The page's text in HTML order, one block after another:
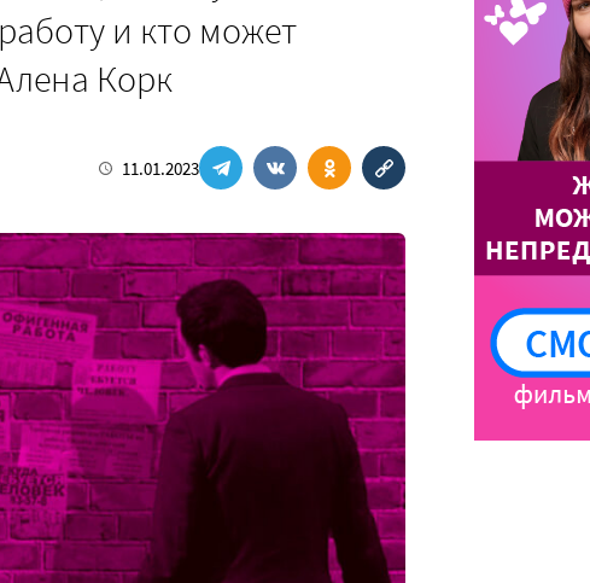
и кто может
Корк
11.01.2023